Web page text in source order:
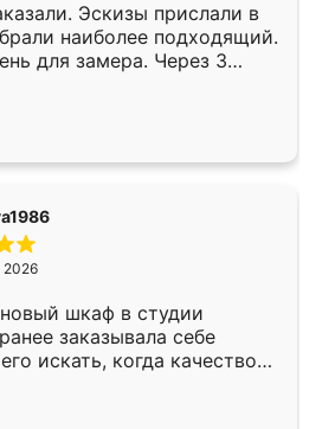
Эскизы прислали в
наиболее подходящий.
для замера. Через 3
уже готова. Остались
Спасибо Ренессанс
работу!
2026
шкаф в студии
заказывала себе
искать, когда качеством
Служит кухня уже почти
нет.